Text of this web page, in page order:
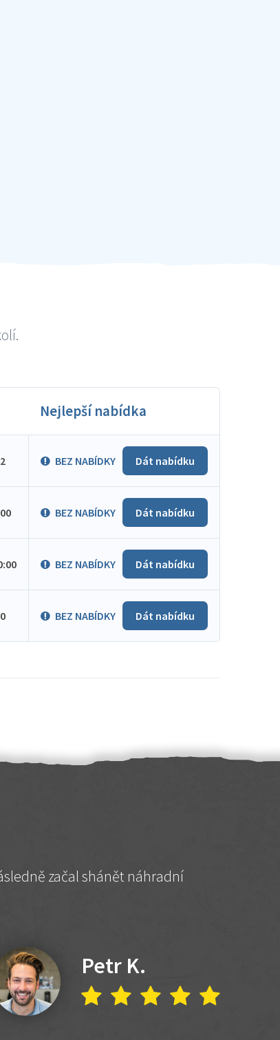
Nejlepší nabídka
BEZ NABÍDKY Dát nabídku
BEZ NABÍDKY Dát nabídku
BEZ NABÍDKY Dát nabídku
BEZ NABÍDKY Dát nabídku
začal shánět náhradní
Petr K.